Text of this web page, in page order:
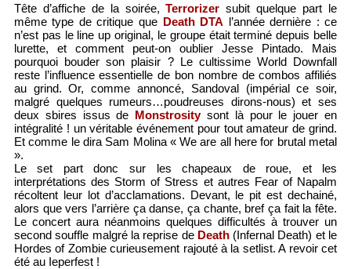
Tête d’affiche de la soirée,Terrorizer subit quelque part le
même type de critique que Death DTA l’année dernière : ce
n’est pas le line up original, le groupe était terminé depuis belle
lurette, et comment peut-on oublier Jesse Pintado. Mais
pourquoi bouder son plaisir ? Le cultissime World Downfall
reste l’influence essentielle de bon nombre de combos affiliés
au grind. Or, comme annoncé, Sandoval (impérial ce soir,
malgré quelques rumeurs…poudreuses dirons-nous) et ses
deux sbires issus de Monstrositysont là pour le jouer en
intégralité ! un véritable événement pour tout amateur de grind.
Et comme le dira Sam Molina « We are all here for brutal metal
».
Le set part donc sur les chapeaux de roue, et les
interprétations des Storm of Stress et autres Fear of Napalm
récoltent leur lot d’acclamations. Devant, le pit est dechainé,
alors que vers l’arrière ça danse, ça chante, bref ça fait la fête.
Le concert aura néanmoins quelques difficultés à trouver un
second souffle malgré la reprise de Death(Infernal Death) et le
Hordes of Zombie curieusement rajouté à la setlist. A revoir cet
été au Ieperfest !